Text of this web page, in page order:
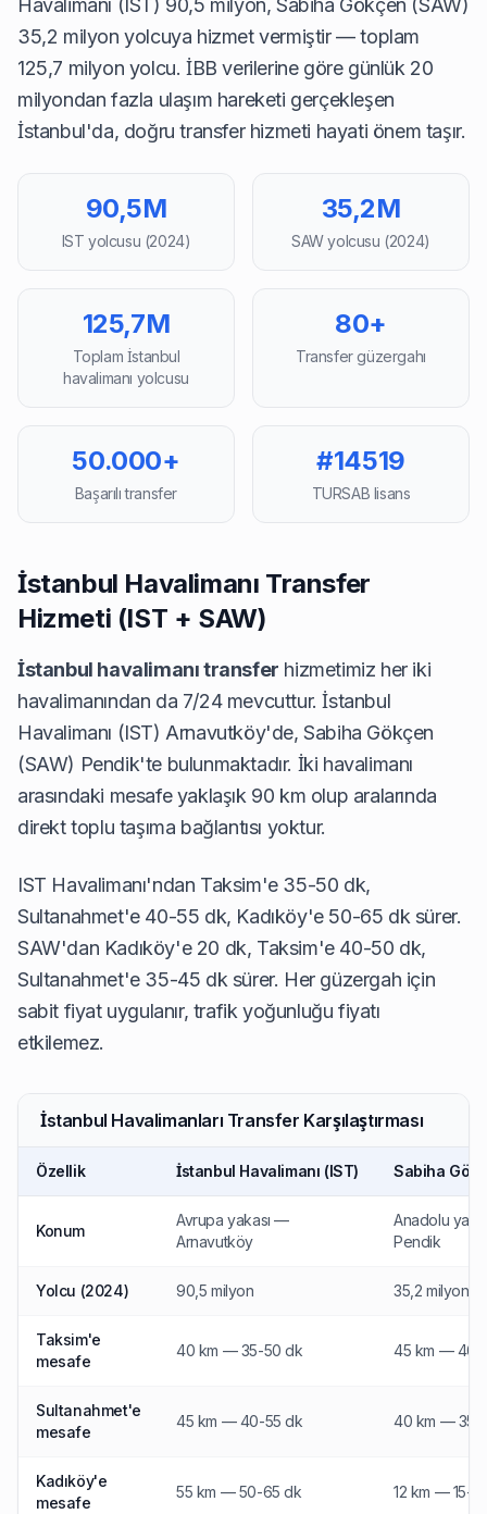
Havalimanı (IST) 90,5 milyon, Sabiha Gökçen (SAW)
35,2 milyon yolcuya hizmet vermiştir — toplam
125,7 milyon yolcu. İBB verilerine göre günlük 20
milyondan fazla ulaşım hareketi gerçekleşen
İstanbul'da, doğru transfer hizmeti hayati önem taşır.
90,5M
IST yolcusu (2024)
35,2M
SAW yolcusu (2024)
125,7M
Toplam İstanbul
havalimanı yolcusu
80+
Transfer güzergahı
50.000+
Başarılı transfer
#14519
TURSAB lisans
İstanbul Havalimanı Transfer
Hizmeti (IST + SAW)
İstanbul havalimanı transfer hizmetimiz her iki
havalimanından da 7/24 mevcuttur. İstanbul
Havalimanı (IST) Arnavutköy'de, Sabiha Gökçen
(SAW) Pendik'te bulunmaktadır. İki havalimanı
arasındaki mesafe yaklaşık 90 km olup aralarında
direkt toplu taşıma bağlantısı yoktur.
IST Havalimanı'ndan Taksim'e 35-50 dk,
Sultanahmet'e 40-55 dk, Kadıköy'e 50-65 dk sürer.
SAW'dan Kadıköy'e 20 dk, Taksim'e 40-50 dk,
Sultanahmet'e 35-45 dk sürer. Her güzergah için
sabit fiyat uygulanır, trafik yoğunluğu fiyatı
etkilemez.
İstanbul Havalimanları Transfer Karşılaştırması
Özellik İstanbul Havalimanı (IST) Sabiha
Konum
Avrupa yakası —
Arnavutköy
Anadolu
Pendik
Yolcu (2024) 90,5 milyon 35,2 milyon
Taksim'e
mesafe
40 km — 35-50 dk 45 km — 40-
Sultanahmet'e
mesafe
45 km — 40-55 dk 40 km — 35-
Kadıköy'e
mesafe
55 km — 50-65 dk 12 km — 15-